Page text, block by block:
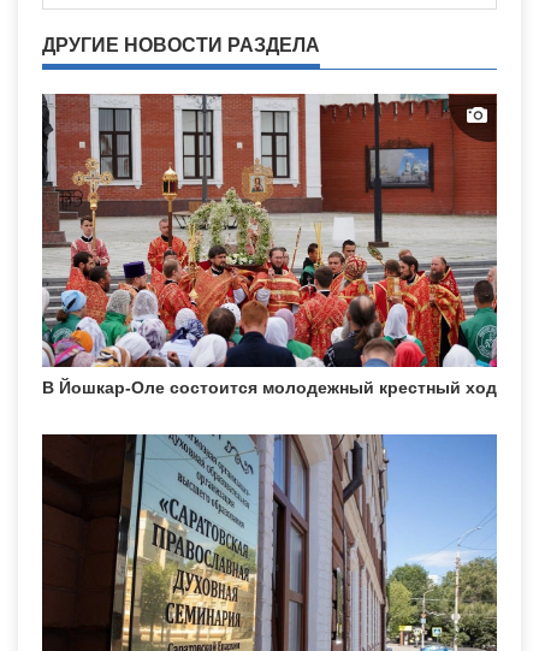
ДРУГИЕ НОВОСТИ РАЗДЕЛА
В Йошкар-Оле состоится молодежный крестный ход